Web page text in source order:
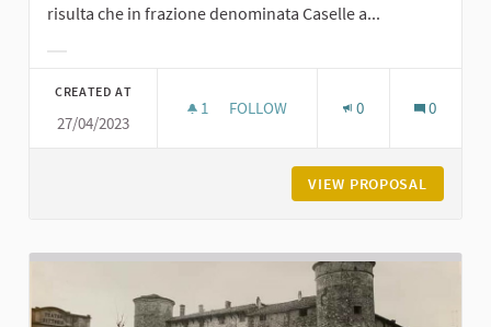
risulta che in frazione denominata Caselle a...
CREATED AT
27/04/2023
1 1 FOLLOWER
FOLLOW 0 0
VIEW PROPOSAL